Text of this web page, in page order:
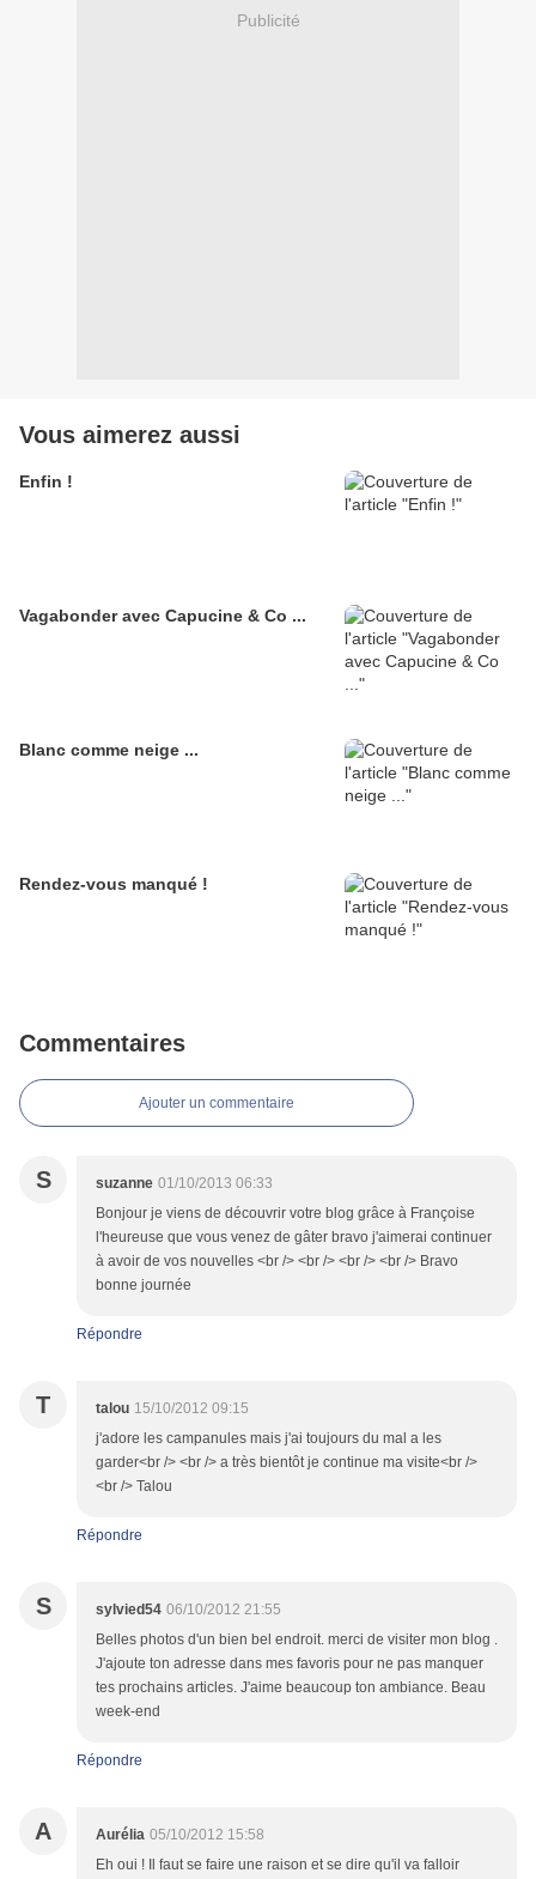
Publicité
Vous aimerez aussi
Enfin !
Vagabonder avec Capucine & Co ...
Blanc comme neige ...
Rendez-vous manqué !
Commentaires
Ajouter un commentaire
S suzanne 01/10/2013 06:33
Bonjour je viens de découvrir votre blog grâce à Françoise
l'heureuse que vous venez de gâter bravo j'aimerai continuer
à avoir de vos nouvelles <br /> <br /> <br /> <br /> Bravo
bonne journée
Répondre
T talou 15/10/2012 09:15
j'adore les campanules mais j'ai toujours du mal a les
garder<br /> <br /> a très bientôt je continue ma visite<br />
<br /> Talou
Répondre
S sylvied54 06/10/2012 21:55
Belles photos d'un bien bel endroit. merci de visiter mon blog .
J'ajoute ton adresse dans mes favoris pour ne pas manquer
tes prochains articles. J'aime beaucoup ton ambiance. Beau
week-end
Répondre
A Aurélia 05/10/2012 15:58
Eh oui ! Il faut se faire une raison et se dire qu'il va falloir